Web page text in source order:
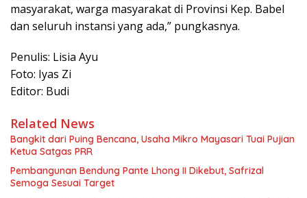
masyarakat, warga masyarakat di Provinsi Kep. Babel
dan seluruh instansi yang ada,” pungkasnya.
Penulis: Lisia Ayu
Foto: Iyas Zi
Editor: Budi
Related News
Bangkit dari Puing Bencana, Usaha Mikro Mayasari Tuai Pujian
Ketua Satgas PRR
Pembangunan Bendung Pante Lhong II Dikebut, Safrizal
Semoga Sesuai Target